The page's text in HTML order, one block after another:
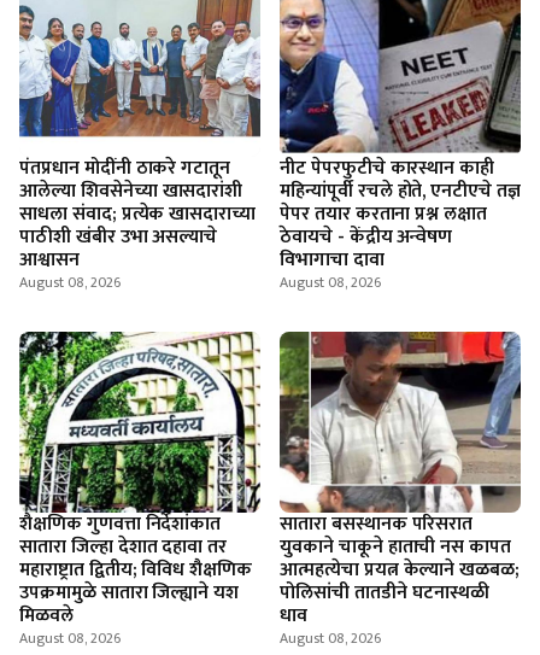
पंतप्रधान मोदींनी ठाकरे गटातून
आलेल्या शिवसेनेच्या खासदारांशी
साधला संवाद; प्रत्येक खासदाराच्या
पाठीशी खंबीर उभा असल्याचे
आश्वासन
August 08, 2026
नीट पेपरफुटीचे कारस्थान काही
महिन्यांपूर्वी रचले होते, एनटीएचे तज्ञ
पेपर तयार करताना प्रश्न लक्षात
ठेवायचे - केंद्रीय अन्वेषण
विभागाचा दावा
August 08, 2026
शैक्षणिक गुणवत्ता निर्देशांकात
सातारा जिल्हा देशात दहावा तर
महाराष्ट्रात द्वितीय; विविध शैक्षणिक
उपक्रमामुळे सातारा जिल्ह्याने यश
मिळवले
August 08, 2026
सातारा बसस्थानक परिसरात
युवकाने चाकूने हाताची नस कापत
आत्महत्येचा प्रयत्न केल्याने खळबळ;
पोलिसांची तातडीने घटनास्थळी
धाव
August 08, 2026